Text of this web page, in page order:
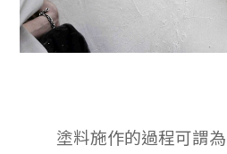
塗料施作的過程可謂